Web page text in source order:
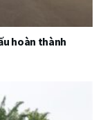
hoàn thành